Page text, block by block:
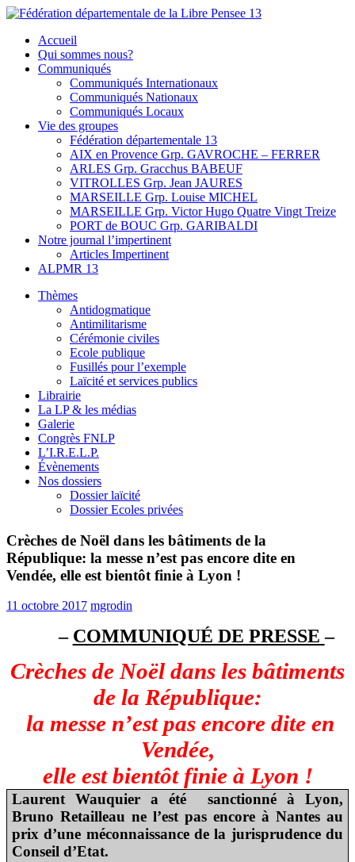
Skip
content
Fédération départementale de la Libre Pensee 13
Membre de la fédération Nationale de la Libre Pensée ni dieu ni
maitre
Accueil
Qui sommes nous?
Communiqués
Communiqués Internationaux
Communiqués Nationaux
Communiqués Locaux
Vie des groupes
Fédération départementale 13
AIX en Provence Grp. GAVROCHE – FERRER
ARLES Grp. Gracchus BABEUF
VITROLLES Grp. Jean JAURES
MARSEILLE Grp. Louise MICHEL
MARSEILLE Grp. Victor Hugo Quatre Vingt Treize
PORT de BOUC Grp. GARIBALDI
Notre journal l’impertinent
Articles Impertinent
ALPMR 13
Thèmes
Antidogmatique
Antimilitarisme
Cérémonie civiles
Ecole publique
Fusillés pour l’exemple
Laïcité et services publics
Librairie
La LP & les médias
Galerie
Congrès FNLP
L’I.R.E.L.P.
Évènements
Nos dossiers
Dossier laïcité
Dossier Ecoles privées
Crèches de Noël dans les bâtiments de la
République: la messe n’est pas encore dite en
Vendée, elle est bientôt finie à Lyon !
11 octobre 2017 mgrodin
– COMMUNIQUÉ DE PRESSE–
Crèches de Noël dans les bâtiments
de la République:
la messe n’est pas encore dite en
Vendée,
elle est bientôt finie à Lyon !
Laurent Wauquier a été sanctionné à Lyon,
Bruno Retailleau ne l’est pas encore à Nantes au
prix d’une méconnaissance de la jurisprudence du
Conseil d’Etat.